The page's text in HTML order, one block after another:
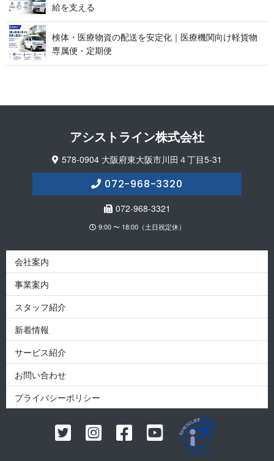
給 を 支 え る
検体・医療物資の配送を安定化｜医療機関向け軽貨物
専属便 ・ 定 期 便
アシストライン 株 式 会 社
578-0904 大阪府東大阪市川田４丁目5-31
072-968-3320
072-968-3321
9:00 〜 18:00（土日祝定休）
会社案内
事業案内
スタッフ紹介
新着情報
サービス紹介
お問い合わせ
プライバシーポリシー